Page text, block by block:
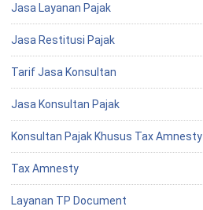
Jasa Layanan Pajak
Jasa Restitusi Pajak
Tarif Jasa Konsultan
Jasa Konsultan Pajak
Konsultan Pajak Khusus Tax Amnesty
Tax Amnesty
Layanan TP Document